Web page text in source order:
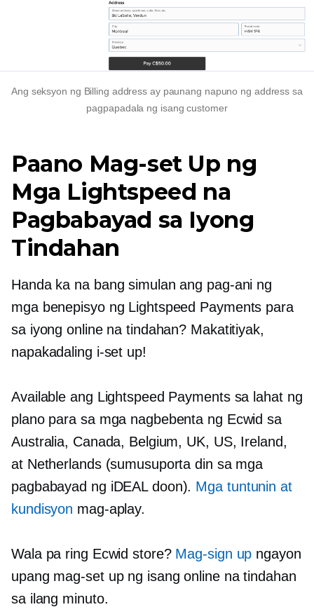
Ang seksyon ng Billing address ay paunang napuno ng address sa
pagpapadala ng isang customer
Paano Mag-set Up ng
Mga Lightspeed na
Pagbabayad sa Iyong
Tindahan
Handa ka na bang simulan ang pag-ani ng
mga benepisyo ng Lightspeed Payments para
sa iyong online na tindahan? Makatitiyak,
napakadaling i-set up!
Available ang Lightspeed Payments sa lahat ng
plano para sa mga nagbebenta ng Ecwid sa
Australia, Canada, Belgium, UK, US, Ireland,
at Netherlands (sumusuporta din sa mga
pagbabayad ng iDEAL doon). Mga tuntunin at
kundisyon mag-aplay.
Wala pa ring Ecwid store? Mag-sign up ngayon
upang mag-set up ng isang online na tindahan
sa ilang minuto.